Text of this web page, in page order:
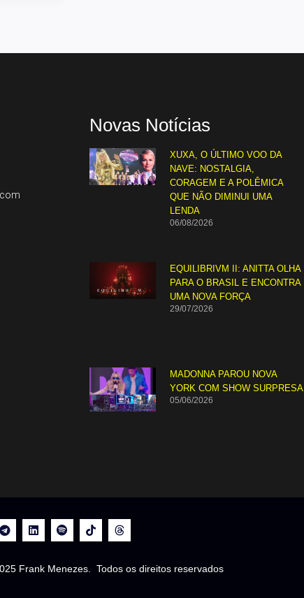
Novas Notícias
XUXA, O ÚLTIMO VOO DA
NAVE: NOSTALGIA,
CORAGEM E A POLÊMICA
QUE NÃO DIMINUI UMA
LENDA
06/08/2026
EQUILIBRIVM II: ANITTA OLHA
PARA O BRASIL E ENCONTRA
UMA NOVA FORÇA
29/07/2026
MADONNA PAROU NOVA
YORK COM SHOW SURPRESA
05/06/2026
Frank Menezes. Todos os direitos reservados